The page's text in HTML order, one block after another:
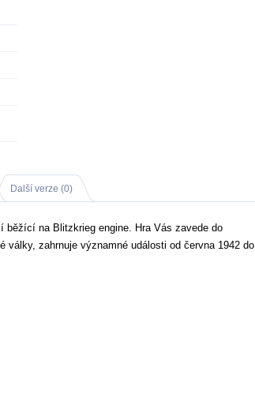
Další verze (0)
běžící na Blitzkrieg engine. Hra Vás zavede do
války, zahrnuje významné události od června 1942 do